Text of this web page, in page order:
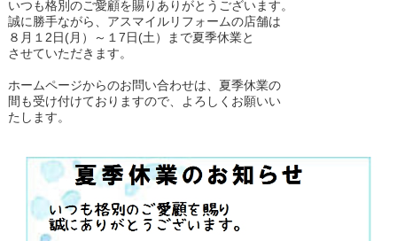
いつも格別のご愛顧を賜りありがとうございます。
誠に勝手ながら、アスマイルリフォームの店舗は
８月１2日(月）～１7日(土）まで夏季休業と
させていただきます。
ホームページからのお問い合わせは、夏季休業の
間も受け付けておりますので、よろしくお願いい
たします。